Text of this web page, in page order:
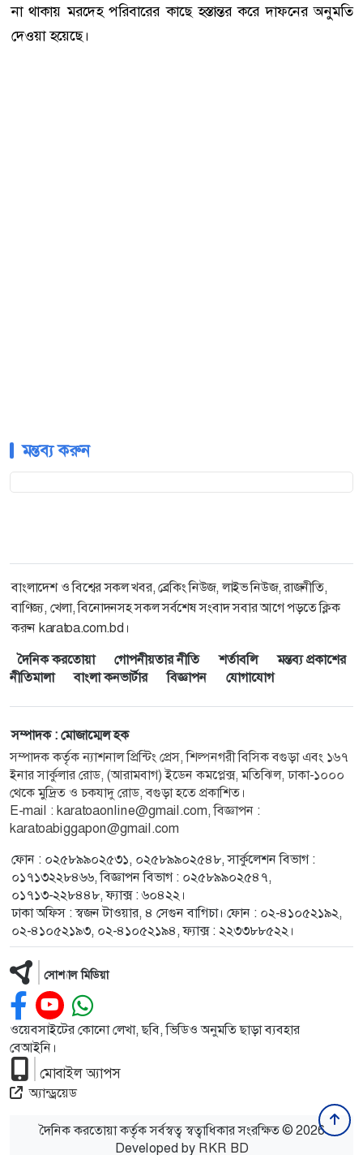
না থাকায় মরদেহ পরিবারের কাছে হস্তান্তর করে দাফনের অনুমতি
দেওয়া হয়েছে।
মন্তব্য করুন
বাংলাদেশ ও বিশ্বের সকল খবর, ব্রেকিং নিউজ, লাইভ নিউজ, রাজনীতি,
বাণিজ্য, খেলা, বিনোদনসহ সকল সর্বশেষ সংবাদ সবার আগে পড়তে ক্লিক
করুন karatoa.com.bd।
দৈনিক করতোয়া
গোপনীয়তার নীতি শর্তাবলি
মন্তব্য প্রকাশের
নীতিমালা
বাংলা কনভার্টার বিজ্ঞাপন যোগাযোগ
সম্পাদক : মোজাম্মেল হক
সম্পাদক কর্তৃক ন্যাশনাল প্রিন্টিং প্রেস, শিল্পনগরী বিসিক বগুড়া এবং ১৬৭
ইনার সার্কুলার রোড, (আরামবাগ) ইডেন কমপ্লেক্স, মতিঝিল, ঢাকা-১০০০
থেকে মুদ্রিত ও চকযাদু রোড, বগুড়া হতে প্রকাশিত।
E-mail : karatoaonline@gmail.com, বিজ্ঞাপন :
karatoabiggapon@gmail.com
ফোন : ০২৫৮৯৯০২৫৩১, ০২৫৮৯৯০২৫৪৮, সার্কুলেশন বিভাগ :
০১৭১৩২২৮৪৬৬, বিজ্ঞাপন বিভাগ : ০২৫৮৯৯০২৫৪৭,
০১৭১৩-২২৮৪৪৮, ফ্যাক্স : ৬০৪২২।
ঢাকা অফিস : স্বজন টাওয়ার, ৪ সেগুন বাগিচা। ফোন : ০২-৪১০৫২১৯২,
০২-৪১০৫২১৯৩, ০২-৪১০৫২১৯৪, ফ্যাক্স : ২২৩৩৮৮৫২২।
সোশ্যাল মিডিয়া
ওয়েবসাইটের কোনো লেখা, ছবি, ভিডিও অনুমতি ছাড়া ব্যবহার
বেআইনি।
মোবাইল অ্যাপস
অ্যান্ড্রয়েড
দৈনিক করতোয়া কর্তৃক সর্বস্বত্ব স্বত্বাধিকার সংরক্ষিত © 2026
Developed by RKR BD